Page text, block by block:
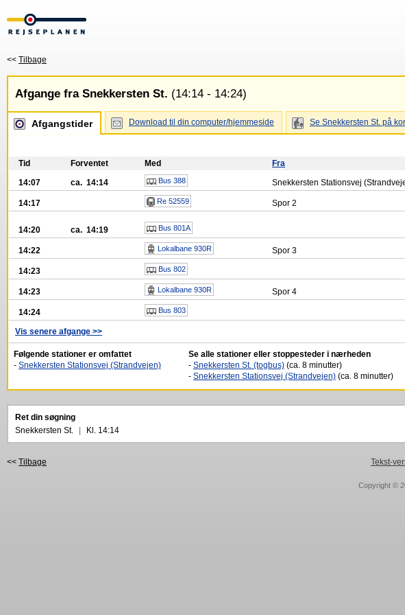
<< Tilbage
Afgange fra Snekkersten St. (14:14 - 14:24)
Afgangstider Download til din computer/hjemmeside Se Snekkersten St. på
Tid
Forventet Med Fra
14:07
ca. 14:14 Bus 388 Snekkersten Stationsvej
14:17 Re 52559 Spor 2
14:20 ca. 14:19 Bus 801A
14:22 Lokalbane 930R Spor 3
14:23 Bus 802
14:23 Lokalbane 930R Spor 4
14:24 Bus 803
Vis senere afgange >>
Følgende stationer er omfattet
- Snekkersten Stationsvej (Strandvejen)
Se alle stationer eller stoppesteder i nærheden
- Snekkersten St. (togbus) (ca. 8 minutter)
- Snekkersten Stationsvej (Strandvejen) (ca. 8 minutter)
Ret din søgning
Snekkersten St.
Kl. 14:14
<< Tilbage Tekst-
Copyright ©